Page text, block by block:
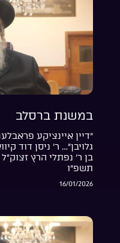
במשנת ברסלב
“דיין איינציקע
גלויבן”… ר’ ניסן דוד
בן ר’ נפתלי הרץ
תשפ”ו
16/01/2026